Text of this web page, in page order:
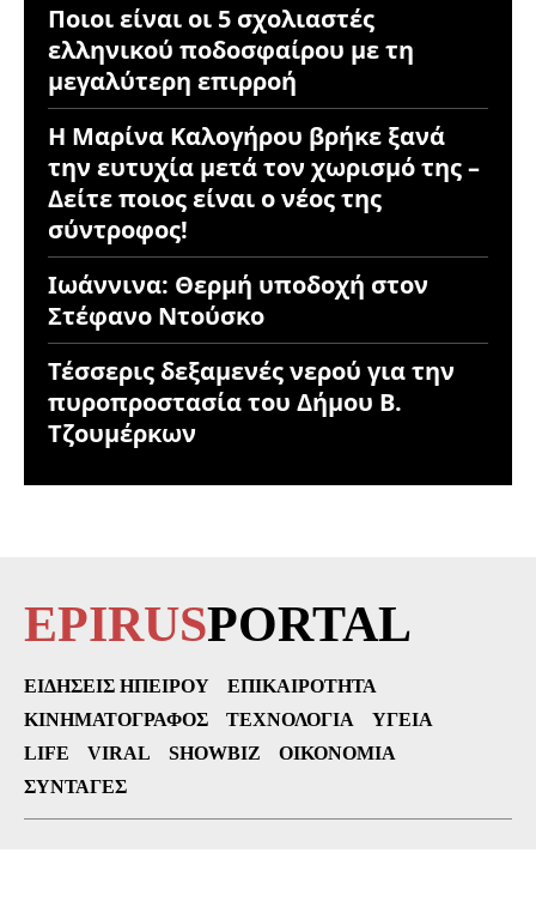
Ποιοι είναι οι 5 σχολιαστές
ελληνικού ποδοσφαίρου με τη
μεγαλύτερη επιρροή
Η Μαρίνα Καλογήρου βρήκε ξανά
την ευτυχία μετά τον χωρισμό της –
Δείτε ποιος είναι ο νέος της
σύντροφος!
Ιωάννινα: Θερμή υποδοχή στον
Στέφανο Ντούσκο
Τέσσερις δεξαμενές νερού για την
πυροπροστασία του Δήμου Β.
Τζουμέρκων
EPIRUSPORTAL
ΕΙΔΉΣΕΙΣ ΗΠΕΊΡΟΥ
ΕΠΙΚΑΙΡΌΤΗΤΑ
ΚΙΝΗΜΑΤΟΓΡΆΦΟΣ
ΤΕΧΝΟΛΟΓΊΑ
ΥΓΕΊΑ
LIFE
VIRAL SHOWBIZ
ΟΙΚΟΝΟΜΊΑ
ΣΥΝΤΑΓΈΣ